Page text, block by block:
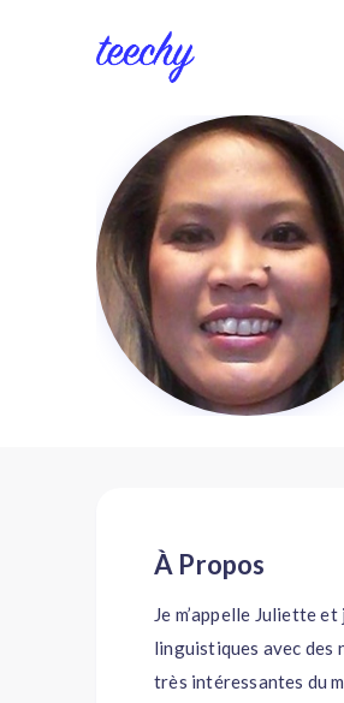
À Propos
Je m’appelle Juliette
linguistiques avec des
très intéressantes du